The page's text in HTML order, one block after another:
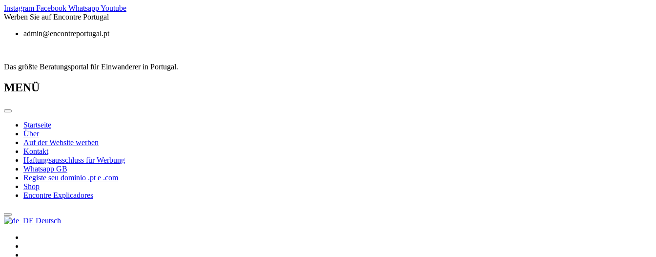
Zum
Inhalt
Instagram Facebook WhatsappYoutube
Werben Sie auf Encontre Portugal
admin@encontreportugal.pt
Das größte Beratungsportal für Einwanderer in Portugal.
MENÜ
Startseite
Über
Auf der Website werben
Kontakt
Haftungsausschluss für Werbung
Whatsapp GB
Registe seu dominio .pt e .com
Shop
Encontre Explicadores
Deutsch